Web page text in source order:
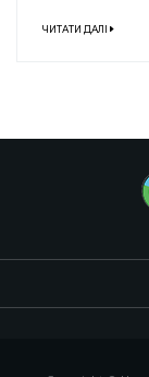
ЧИТАТИ ДАЛІ